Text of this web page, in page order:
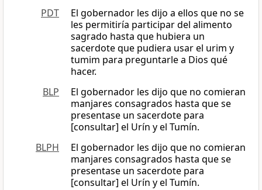
PDT
El gobernador les dijo a ellos que no se
les permitiría participar del alimento
sagrado hasta que hubiera un
sacerdote que pudiera usar el urim y
tumim para preguntarle a Dios qué
hacer.
BLP
El gobernador les dijo que no comieran
manjares consagrados hasta que se
presentase un sacerdote para
[consultar] el Urín y el Tumín.
BLPH
El gobernador les dijo que no comieran
manjares consagrados hasta que se
presentase un sacerdote para
[consultar] el Urín y el Tumín.